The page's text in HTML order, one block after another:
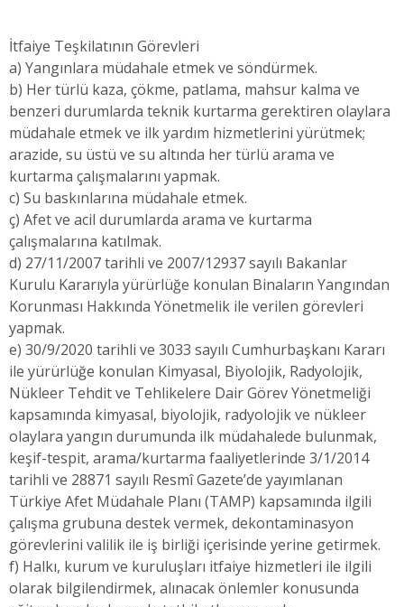
İtfaiye Teşkilatının Görevleri
a) Yangınlara müdahale etmek ve söndürmek.
b) Her türlü kaza, çökme, patlama, mahsur kalma ve
benzeri durumlarda teknik kurtarma gerektiren olaylara
müdahale etmek ve ilk yardım hizmetlerini yürütmek;
arazide, su üstü ve su altında her türlü arama ve
kurtarma çalışmalarını yapmak.
c) Su baskınlarına müdahale etmek.
ç) Afet ve acil durumlarda arama ve kurtarma
çalışmalarına katılmak.
d) 27/11/2007 tarihli ve 2007/12937 sayılı Bakanlar
Kurulu Kararıyla yürürlüğe konulan Binaların Yangından
Korunması Hakkında Yönetmelik ile verilen görevleri
yapmak.
e) 30/9/2020 tarihli ve 3033 sayılı Cumhurbaşkanı Kararı
ile yürürlüğe konulan Kimyasal, Biyolojik, Radyolojik,
Nükleer Tehdit ve Tehlikelere Dair Görev Yönetmeliği
kapsamında kimyasal, biyolojik, radyolojik ve nükleer
olaylara yangın durumunda ilk müdahalede bulunmak,
keşif-tespit, arama/kurtarma faaliyetlerinde 3/1/2014
tarihli ve 28871 sayılı Resmî Gazete’de yayımlanan
Türkiye Afet Müdahale Planı (TAMP) kapsamında ilgili
çalışma grubuna destek vermek, dekontaminasyon
görevlerini valilik ile iş birliği içerisinde yerine getirmek.
f) Halkı, kurum ve kuruluşları itfaiye hizmetleri ile ilgili
olarak bilgilendirmek, alınacak önlemler konusunda